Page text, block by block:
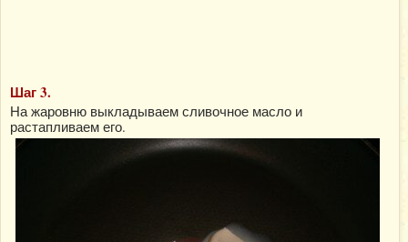
Шаг 3.
На жаровню выкладываем сливочное масло и
растапливаем его.